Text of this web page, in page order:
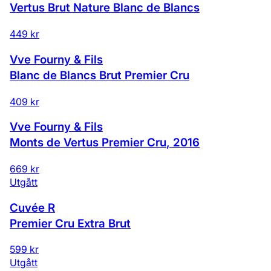
Vertus Brut Nature Blanc de Blancs
449 kr
Vve Fourny & Fils
Blanc de Blancs Brut Premier Cru
409 kr
Vve Fourny & Fils
Monts de Vertus Premier Cru, 2016
669 kr
Utgått
Cuvée R
Premier Cru Extra Brut
599 kr
Utgått